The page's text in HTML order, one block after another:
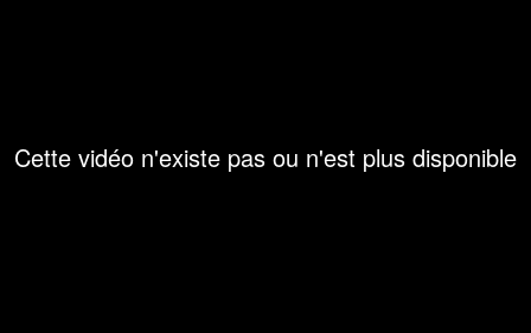
Cette vidéo n'existe pas ou n'est plus disponible